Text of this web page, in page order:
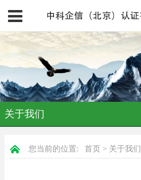
关于我们
您当前的位置: 首页> 关于我们